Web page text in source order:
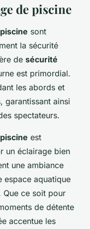
de piscine
sont
la sécurité
de sécurité
est primordial.
les abords et
garantissant ainsi
spectateurs.
est
un éclairage bien
une ambiance
espace aquatique
Que ce soit pour
de détente
accentue les